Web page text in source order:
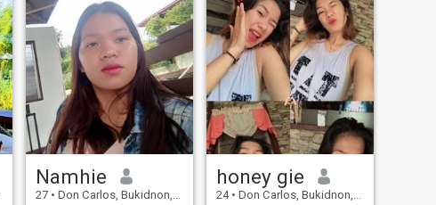
Namhie
27 • Don Carlos, Bukidnon, Filippinene
honey gie
24 • Don Carlos, Bukidnon, Filippinene